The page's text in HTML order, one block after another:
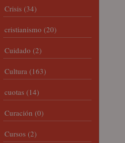
Crisis (34)
cristianismo (20)
Cuidado (2)
Cultura (163)
cuotas (14)
Curación (0)
Cursos (2)